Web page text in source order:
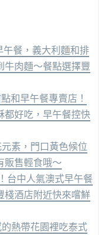
餐，義大利麵和排
牛肉麵～餐點選擇豐
和早午餐專賣店！
都好吃，早午餐控快
素，門口黃色候位
販售輕食哦～
台中人氣澳式早午餐
棧酒店附近快來嚐鮮
熱帶花園裡吃泰式